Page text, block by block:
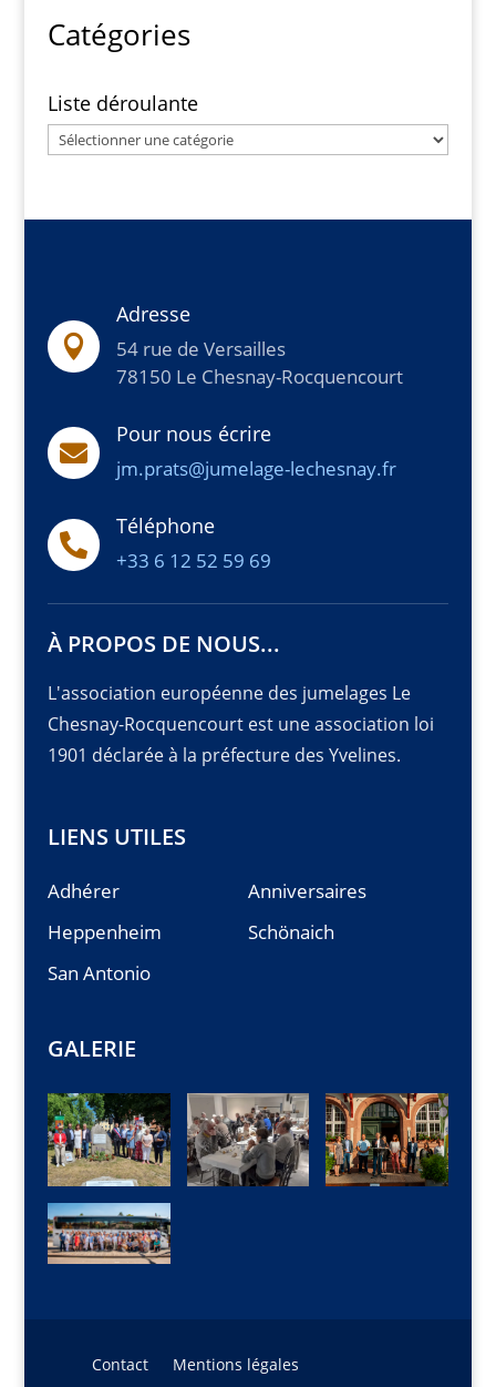
Catégories
Liste déroulante
Liste

Adresse
54 rue de Versailles
78150 Le Chesnay-Rocquencourt

Pour nous écrire
jm.prats@jumelage-lechesnay.fr

Téléphone
+33 6 12 52 59 69
À PROPOS DE NOUS...
L'association européenne des jumelages Le
Chesnay-Rocquencourt est une association loi
1901 déclarée à la préfecture des Yvelines.
LIENS UTILES
Adhérer
Anniversaires
Heppenheim
Schönaich
San Antonio
GALERIE
Contact Mentions légales